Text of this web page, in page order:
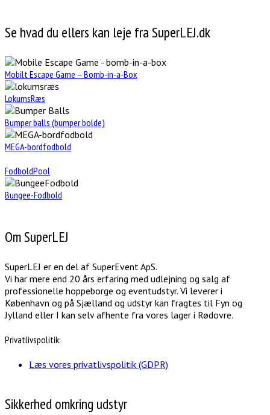
Se hvad du ellers kan leje fra SuperLEJ.dk
Mobilt Escape Game – Bomb-in-a-Box
LokumsRæs
Bumper balls (bumper bolde)
MEGA-bordfodbold
FodboldPool
Bungee-Fodbold
Om SuperLEJ
SuperLEJ er en del af SuperEvent ApS.
Vi har mere end 20 års erfaring med udlejning og salg af
professionelle hoppeborge og eventudstyr. Vi leverer i
København og på Sjælland og udstyr kan fragtes til Fyn og
Jylland eller I kan selv afhente fra vores lager i Rødovre.
Privatlivspolitik:
Læs vores privatlivspolitik (GDPR)
Sikkerhed omkring udstyr